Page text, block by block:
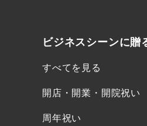
ビジネスシーンに贈
すべてを見る
開店・開業・開院祝い
周年祝い